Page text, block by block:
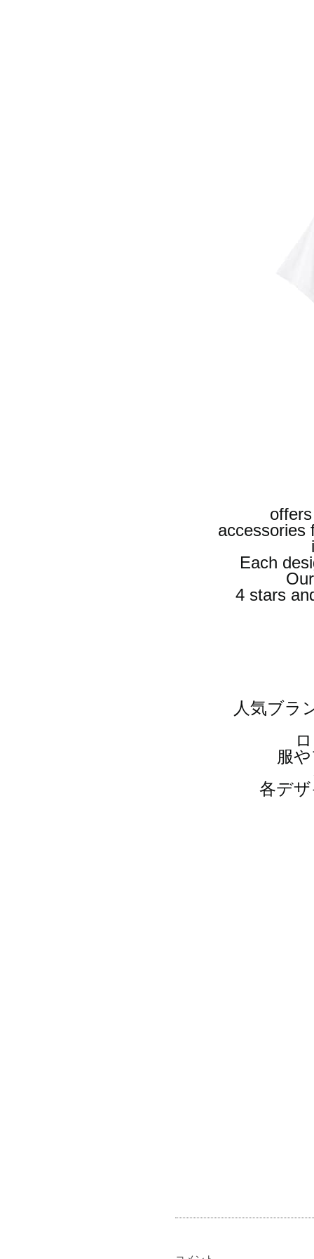
accessories
Each
4 stars
人気ブラ
服
各デ